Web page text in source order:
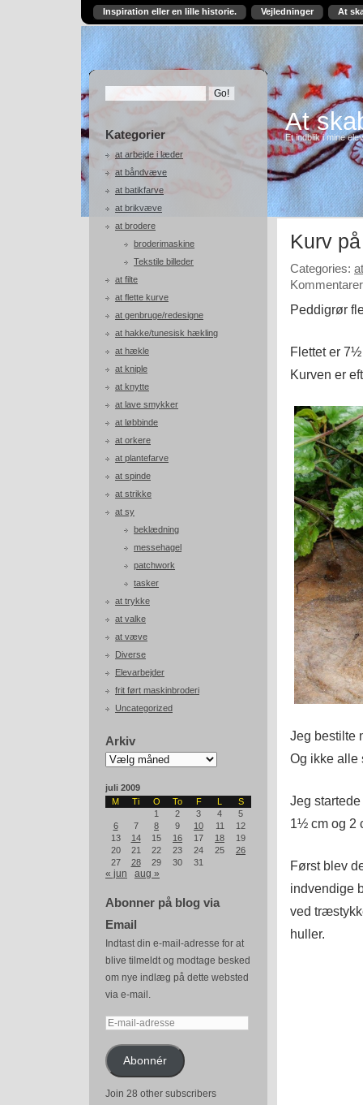
Inspiration eller en lille historie. Vejledninger At
Kategorier
at arbejde i læder
at båndvæve
at batikfarve
at brikvæve
at brodere
broderimaskine
Tekstile billeder
at filte
at flette kurve
at genbruge/redesigne
at hakke/tunesisk hækling
at hækle
at kniple
at knytte
at lave smykker
at løbbinde
at orkere
at plantefarve
at spinde
at strikke
at sy
beklædning
messehagel
patchwork
tasker
at trykke
at valke
at væve
Diverse
Elevarbejder
frit ført maskinbroderi
Uncategorized
Arkiv
Arkiv
juli 2009
M
Ti O To F L
S
1
2 3 4
5
6
7 8 9 10 11
12
13
14 15 16 17 18
19
20
21 22 23 24 25
26
27
28 29 30 31
« jun aug »
Abonner på blog via
Email
Indtast din e-mail-adresse for at
blive tilmeldt og modtage besked
om nye indlæg på dette websted
via e-mail.
E-
adresseAbonnér
Join 28 other subscribers
At
Et indblik i mine
Kurv
Categories:
Peddigrør
Flettet er
Kurven er
Jeg bestilte
Og ikke
Jeg
1½ cm og 2
Først blev
indvendige
ved
huller.